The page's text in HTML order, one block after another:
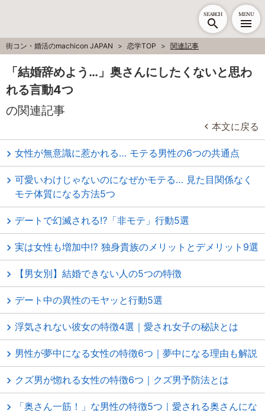
SEARCH MENU
街コン・婚活のmachicon JAPAN 恋学TOP 関連記事
「結婚辞めよう…」奥さんにしたくないと思わ
れる言動4つ
の関連記事
本文に戻る
女性が無意識に惹かれる… モテる男性の6つの共通点
可愛いわけじゃないのになぜかモテる… 見た目関係なく
モテ体質になる方法5つ
デートで幻滅される⁉「非モテ」行動5選
実は女性も増加中⁉ 独身貴族のメリットとデメリット9選
【男女別】結婚できない人の5つの特徴
デート中の異性のモヤッと行動5選
浮気されない彼女の特徴4選｜愛され女子の秘訣とは
男性が夢中になる女性の特徴6つ｜夢中になる理由も解説
クズ男が惚れる女性の特徴6つ｜クズ男予防法とは
「奥さん一筋！」な男性の特徴5つ｜愛される奥さんにな